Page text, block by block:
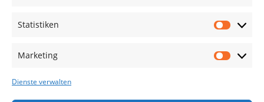
Statistiken
Marketing
Dienste verwalten
Smartwatch Zubehör
Gamingsachen